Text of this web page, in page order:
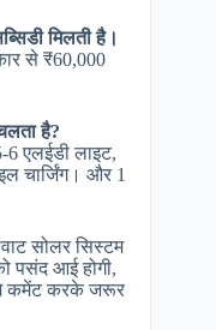
मिलती है।
से ₹60,000
है?
एलईडी लाइट,
चार्जिंग। और 1
सोलर सिस्टम
पसंद आई होगी,
कमेंट करके जरूर